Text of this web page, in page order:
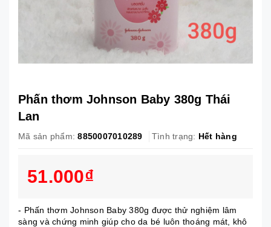
Phấn thơm Johnson Baby 380g Thái
Lan
Mã sản phẩm: 8850007010289 Tình trạng: Hết hàng
51.000₫
- Phấn thơm Johnson Baby 380g được thử nghiệm lâm
sàng và chứng minh giúp cho da bé luôn thoáng mát, khô